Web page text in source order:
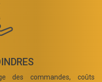
des commandes, coûts